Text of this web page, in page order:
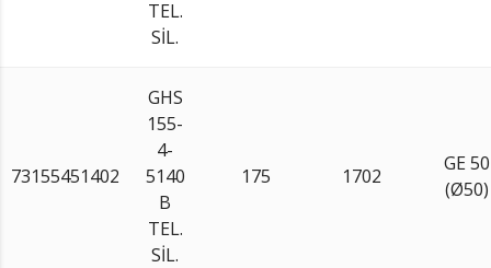
TEL.
SİL.
73155451402
GHS
155-
4-
5140
B
TEL.
SİL.
175 1702
GE 50
(Ø50)